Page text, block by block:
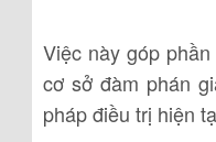
Việc này góp
cơ sở đàm phán
pháp điều trị hiện